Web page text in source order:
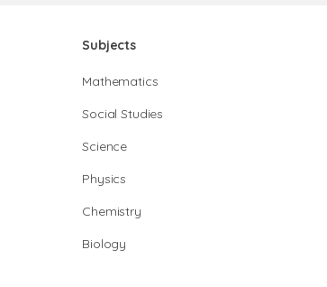
Subjects
Mathematics
Social Studies
Science
Physics
Chemistry
Biology